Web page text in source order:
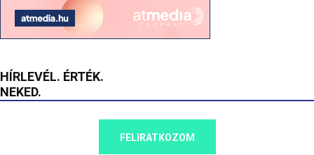
HÍRLEVÉL. ÉRTÉK.
NEKED.
FELIRATKOZOM